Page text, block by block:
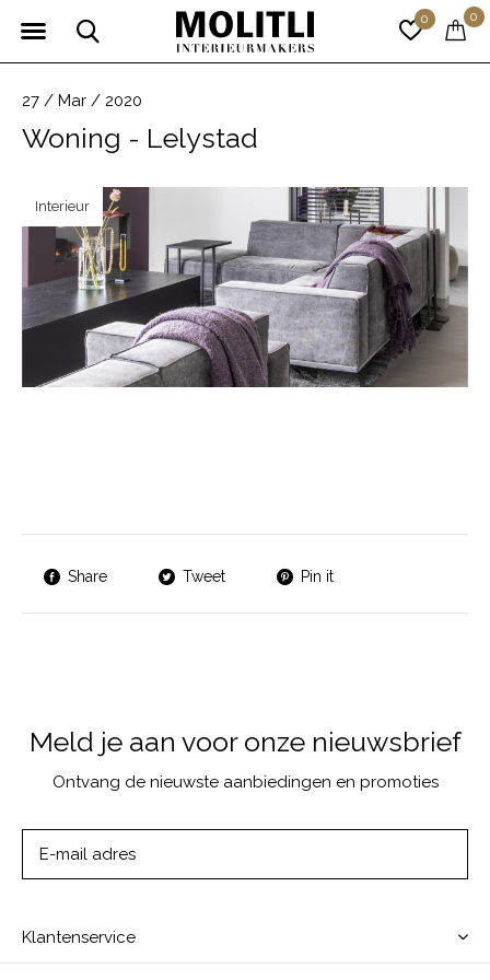
0 0
27 / Mar / 2020
Woning - Lelystad
Interieur
Share Tweet Pin it
Meld je aan voor onze nieuwsbrief
Ontvang de nieuwste aanbiedingen en promoties
Klantenservice